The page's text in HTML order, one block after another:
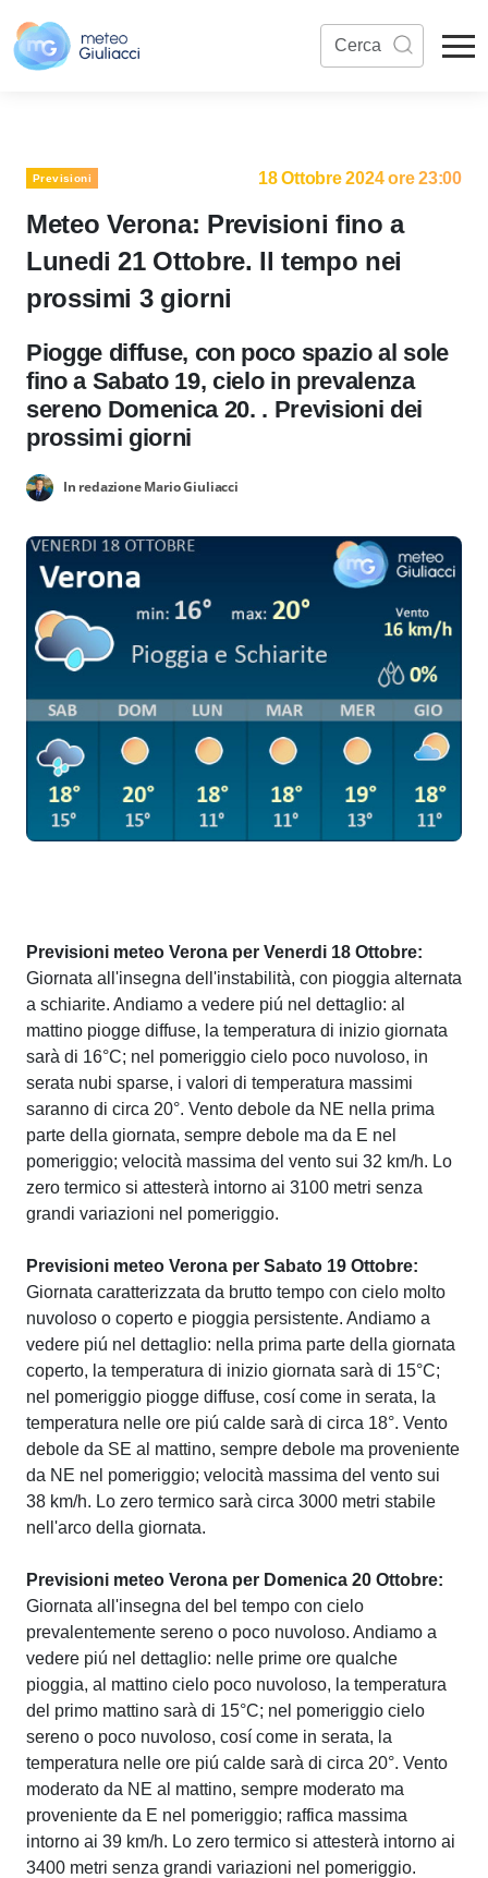
Previsioni 18 Ottobre 2024 ore 23:00
Meteo Verona: Previsioni fino a
Lunedi 21 Ottobre. Il tempo nei
prossimi 3 giorni
Piogge diffuse, con poco spazio al sole
fino a Sabato 19, cielo in prevalenza
sereno Domenica 20. . Previsioni dei
prossimi giorni
In redazione Mario Giuliacci
Previsioni meteo Verona per Venerdi 18 Ottobre:
Giornata all'insegna dell'instabilità, con pioggia alternata
a schiarite. Andiamo a vedere piú nel dettaglio: al
mattino piogge diffuse, la temperatura di inizio giornata
sarà di 16°C; nel pomeriggio cielo poco nuvoloso, in
serata nubi sparse, i valori di temperatura massimi
saranno di circa 20°. Vento debole da NE nella prima
parte della giornata, sempre debole ma da E nel
pomeriggio; velocità massima del vento sui 32 km/h. Lo
zero termico si attesterà intorno ai 3100 metri senza
grandi variazioni nel pomeriggio.
Previsioni meteo Verona per Sabato 19 Ottobre:
Giornata caratterizzata da brutto tempo con cielo molto
nuvoloso o coperto e pioggia persistente. Andiamo a
vedere piú nel dettaglio: nella prima parte della giornata
coperto, la temperatura di inizio giornata sarà di 15°C;
nel pomeriggio piogge diffuse, cosí come in serata, la
temperatura nelle ore piú calde sarà di circa 18°. Vento
debole da SE al mattino, sempre debole ma proveniente
da NE nel pomeriggio; velocità massima del vento sui
38 km/h. Lo zero termico sarà circa 3000 metri stabile
nell'arco della giornata.
Previsioni meteo Verona per Domenica 20 Ottobre:
Giornata all'insegna del bel tempo con cielo
prevalentemente sereno o poco nuvoloso. Andiamo a
vedere piú nel dettaglio: nelle prime ore qualche
pioggia, al mattino cielo poco nuvoloso, la temperatura
del primo mattino sarà di 15°C; nel pomeriggio cielo
sereno o poco nuvoloso, cosí come in serata, la
temperatura nelle ore piú calde sarà di circa 20°. Vento
moderato da NE al mattino, sempre moderato ma
proveniente da E nel pomeriggio; raffica massima
intorno ai 39 km/h. Lo zero termico si attesterà intorno ai
3400 metri senza grandi variazioni nel pomeriggio.